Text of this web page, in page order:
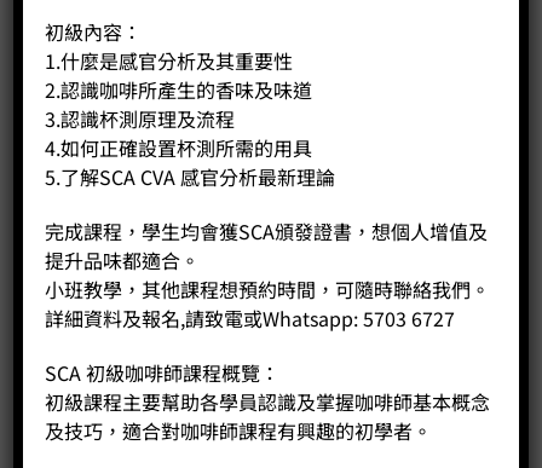
BUY NOW
初級內容：
1.什麼是感官分析及其重要性
2.認識咖啡所產生的香味及味道
3.認識杯測原理及流程
4.如何正確設置杯測所需的用具
5.了解SCA CVA 感官分析最新理論
完成課程，學生均會獲SCA頒發證書，想個人增值及
提升品味都適合。
小班教學，其他課程想預約時間，可隨時聯絡我們。
詳細資料及報名,請致電或Whatsapp: 5703 6727
SCA 初級咖啡師課程概覽：
初級課程主要幫助各學員認識及掌握咖啡師基本概念
及技巧，適合對咖啡師課程有興趣的初學者。